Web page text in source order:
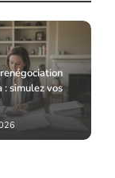
simulez vos